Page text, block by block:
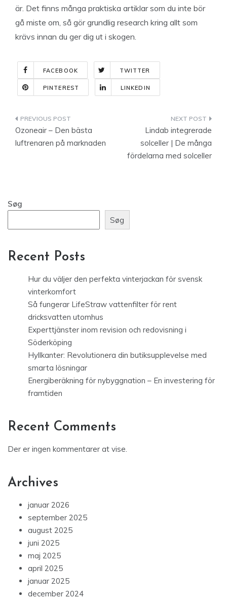
är. Det finns många praktiska artiklar som du inte bör
gå miste om, så gör grundlig research kring allt som
krävs innan du ger dig ut i skogen.
FACEBOOK TWITTER
PINTEREST LINKEDIN
Indlægsnavigation
Ozoneair – Den bästa
luftrenaren på marknaden
Lindab integrerade
solceller | De många
fördelarna med solceller
Søg
Søg
Recent Posts
Hur du väljer den perfekta vinterjackan för svensk
vinterkomfort
Så fungerar LifeStraw vattenfilter för rent
dricksvatten utomhus
Experttjänster inom revision och redovisning i
Söderköping
Hyllkanter: Revolutionera din butiksupplevelse med
smarta lösningar
Energiberäkning för nybyggnation – En investering för
framtiden
Recent Comments
Der er ingen kommentarer at vise.
Archives
januar 2026
september 2025
august 2025
juni 2025
maj 2025
april 2025
januar 2025
december 2024